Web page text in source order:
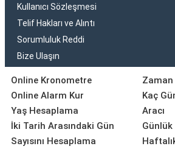
Kullanıcı Sözleşmesi
Telif Hakları ve Alıntı
Sorumluluk Reddi
Bize Ulaşın
Online Kronometre
Online Alarm Kur
Yaş Hesaplama
İki Tarih Arasındaki Gün
Sayısını Hesaplama
Zaman
Kaç
Aracı
Günlük